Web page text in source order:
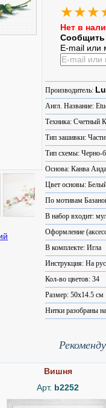
Нет в
Сообщить
E-mail или
Производитель:
Англ. Название:
Техника: Счетный
Тип зашивки:
Тип схемы: Черно-
Основа: Канва
Цвет основы:
По мотивам
В набор входит:
Оформление
В комплекте: Игла
Инструкция: На
Кол-во цветов: 34
Размер: 50x14.5 см
Нитки разобраны
Вишня
Арт. b2252